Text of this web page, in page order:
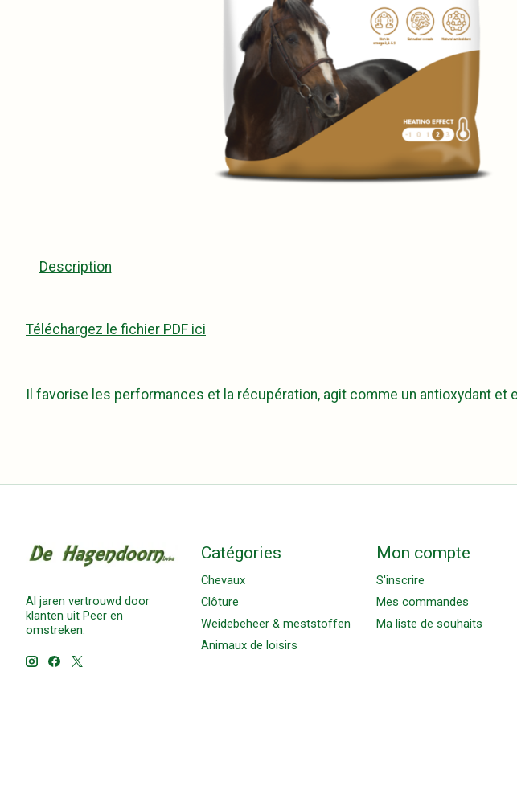
Description
Téléchargez le fichier PDF ici
Il favorise les performances et la récupération, agit comme un antioxydant
Al jaren vertrouwd door
klanten uit Peer en
omstreken.
Catégories
Chevaux
Clôture
Weidebeheer & meststoffen
Animaux de loisirs
Mon compte
S'inscrire
Mes commandes
Ma liste de souhaits